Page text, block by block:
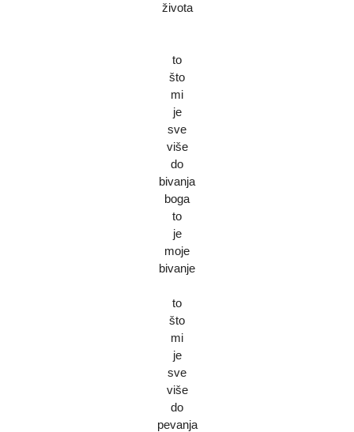
života
to
što
mi
je
sve
više
do
bivanja
boga
to
je
moje
bivanje
to
što
mi
je
sve
više
do
pevanja